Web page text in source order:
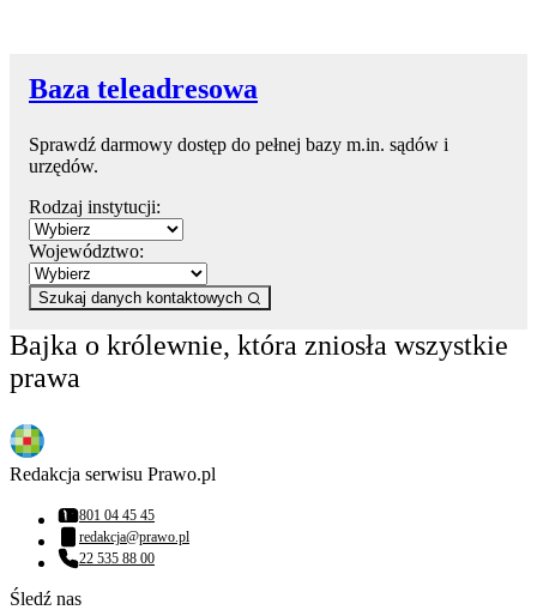
Baza teleadresowa
Sprawdź darmowy dostęp do pełnej bazy m.in. sądów i
urzędów.
Rodzaj instytucji:
Województwo:
Szukaj danych kontaktowych
Bajka o królewnie, która zniosła wszystkie
prawa
Redakcja serwisu Prawo.pl
Numer telefonu:
801 04 45 45
Adres email:
redakcja@prawo.pl
Numer telefonu:
22 535 88 00
Śledź nas